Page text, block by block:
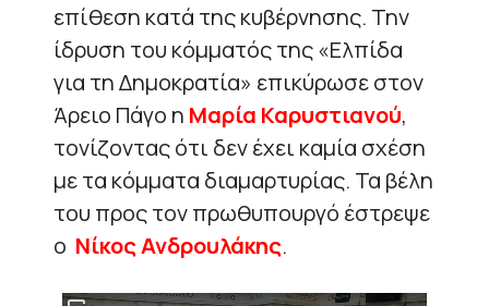
επίθεση κατά της κυβέρνησης. Την
ίδρυση του κόμματός της «Ελπίδα
για τη Δημοκρατία» επικύρωσε στον
Άρειο Πάγο η Μαρία Καρυστιανού,
τονίζοντας ότι δεν έχει καμία σχέση
με τα κόμματα διαμαρτυρίας. Τα βέλη
του προς τον πρωθυπουργό έστρεψε
ο Νίκος Ανδρουλάκης.